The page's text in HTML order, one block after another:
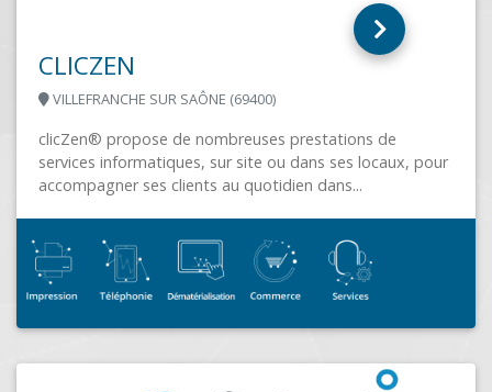
SEILHAC INFORMATIQUE SERVICE
SEILHAC (19700)
La Sarl Seilhac Informatique Service, ou SIS, est fière de
vous accueillir dans son magasin de la galerie marchande
du Super...